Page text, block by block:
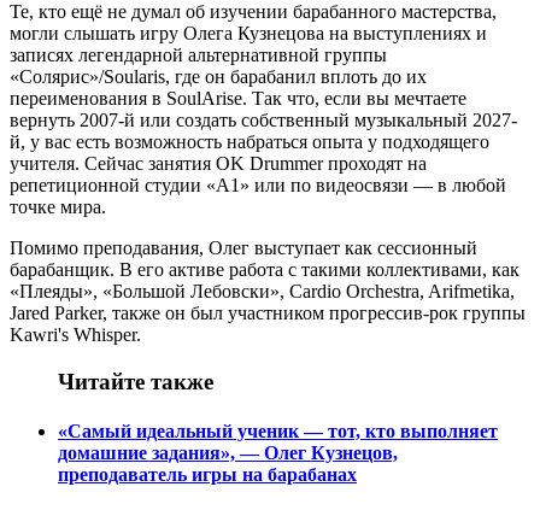
Те, кто ещё не думал об изучении барабанного мастерства,
могли слышать игру Олега Кузнецова на выступлениях и
записях легендарной альтернативной группы
«Солярис»/Soularis, где он барабанил вплоть до их
переименования в SoulArise. Так что, если вы мечтаете
вернуть 2007-й или создать собственный музыкальный 2027-
й, у вас есть возможность набраться опыта у подходящего
учителя. Сейчас занятия OK Drummer проходят на
репетиционной студии «А1» или по видеосвязи — в любой
точке мира.
Помимо преподавания, Олег выступает как сессионный
барабанщик. В его активе работа с такими коллективами, как
«Плеяды», «Большой Лебовски», Cardio Orchestra, Arifmetika,
Jared Parker, также он был участником прогрессив-рок группы
Kawri's Whisper.
Читайте также
«Cамый идеальный ученик — тот, кто выполняет
домашние задания», — Олег Кузнецов,
преподаватель игры на барабанах